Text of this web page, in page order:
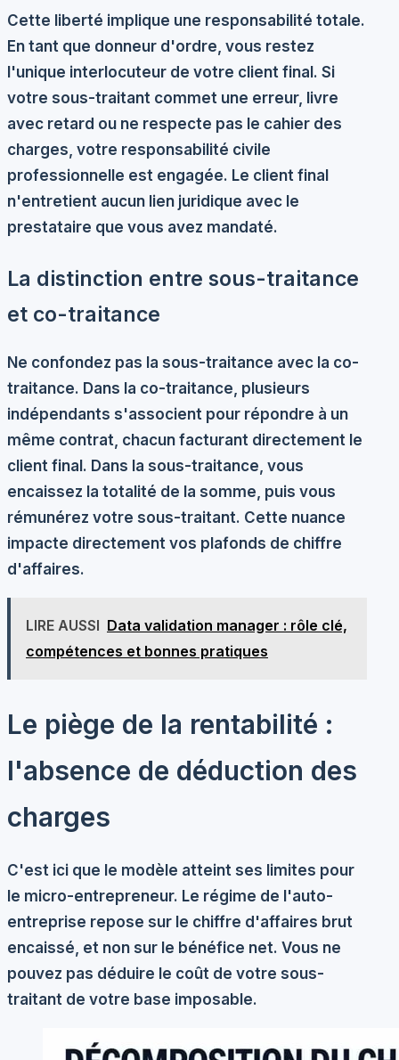
Cette liberté implique une responsabilité totale.
En tant que donneur d'ordre, vous restez
l'unique interlocuteur de votre client final. Si
votre sous-traitant commet une erreur, livre
avec retard ou ne respecte pas le cahier des
charges, votre responsabilité civile
professionnelle est engagée. Le client final
n'entretient aucun lien juridique avec le
prestataire que vous avez mandaté.
La distinction entre sous-traitance
et co-traitance
Ne confondez pas la sous-traitance avec la co-
traitance. Dans la co-traitance, plusieurs
indépendants s'associent pour répondre à un
même contrat, chacun facturant directement le
client final. Dans la sous-traitance, vous
encaissez la totalité de la somme, puis vous
rémunérez votre sous-traitant. Cette nuance
impacte directement vos plafonds de chiffre
d'affaires.
LIRE AUSSI Data validation manager : rôle clé,
compétences et bonnes pratiques
Le piège de la rentabilité :
l'absence de déduction des
charges
C'est ici que le modèle atteint ses limites pour
le micro-entrepreneur. Le régime de l'auto-
entreprise repose sur le chiffre d'affaires brut
encaissé, et non sur le bénéfice net. Vous ne
pouvez pas déduire le coût de votre sous-
traitant de votre base imposable.